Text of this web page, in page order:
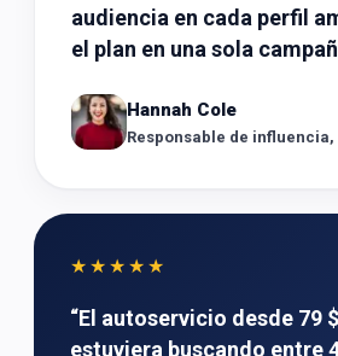
audiencia en cada perfil
el plan en una sola
Hannah Cole
Responsable de influencia,
★★★★★
“El autoservicio desde 79
estuviera buscando entre